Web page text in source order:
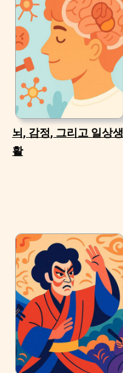
뇌, 감정, 그리고 일상생
활